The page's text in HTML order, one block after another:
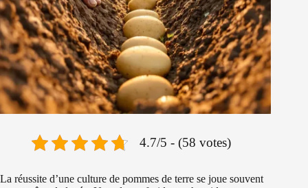
4.7/5 - (58 votes)
La réussite d’une culture de pommes de terre se joue souvent